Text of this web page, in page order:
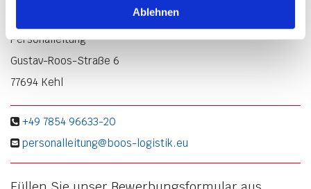
Ablehnen
Personalleitung
Gustav-Roos-Straße 6
77694 Kehl
 +49 7854 96633-20
 personalleitung@boos-logistik.eu